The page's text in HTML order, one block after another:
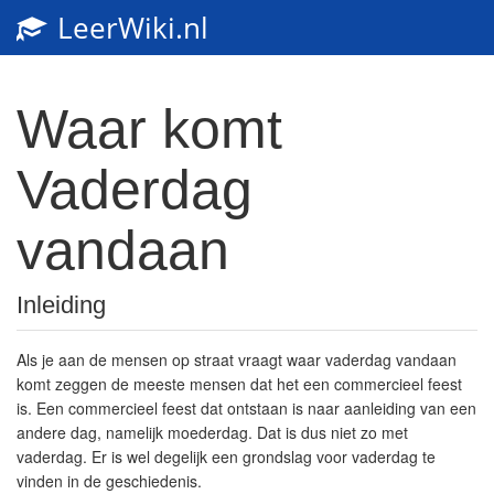
LeerWiki.nl
Waar komt
Vaderdag
vandaan
Inleiding
Als je aan de mensen op straat vraagt waar vaderdag vandaan
komt zeggen de meeste mensen dat het een commercieel feest
is. Een commercieel feest dat ontstaan is naar aanleiding van een
andere dag, namelijk moederdag. Dat is dus niet zo met
vaderdag. Er is wel degelijk een grondslag voor vaderdag te
vinden in de geschiedenis.